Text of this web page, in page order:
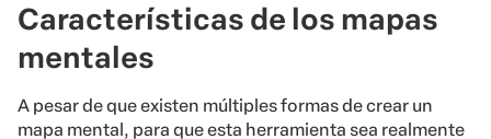
Características de los mapas
mentales
A pesar de que existen múltiples formas de crear un
mapa mental, para que esta herramienta sea realmente